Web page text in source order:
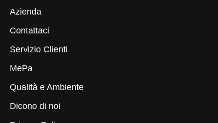
Azienda
Contattaci
Servizio Clienti
MePa
Qualità e Ambiente
Dicono di noi